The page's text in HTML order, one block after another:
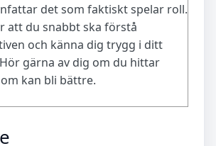
det som faktiskt spelar roll.
att du snabbt ska förstå
och känna dig trygg i ditt
gärna av dig om du hittar
kan bli bättre.